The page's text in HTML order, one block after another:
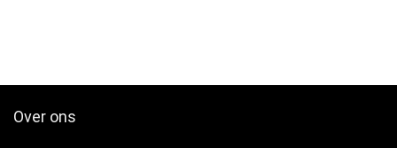
Over ons